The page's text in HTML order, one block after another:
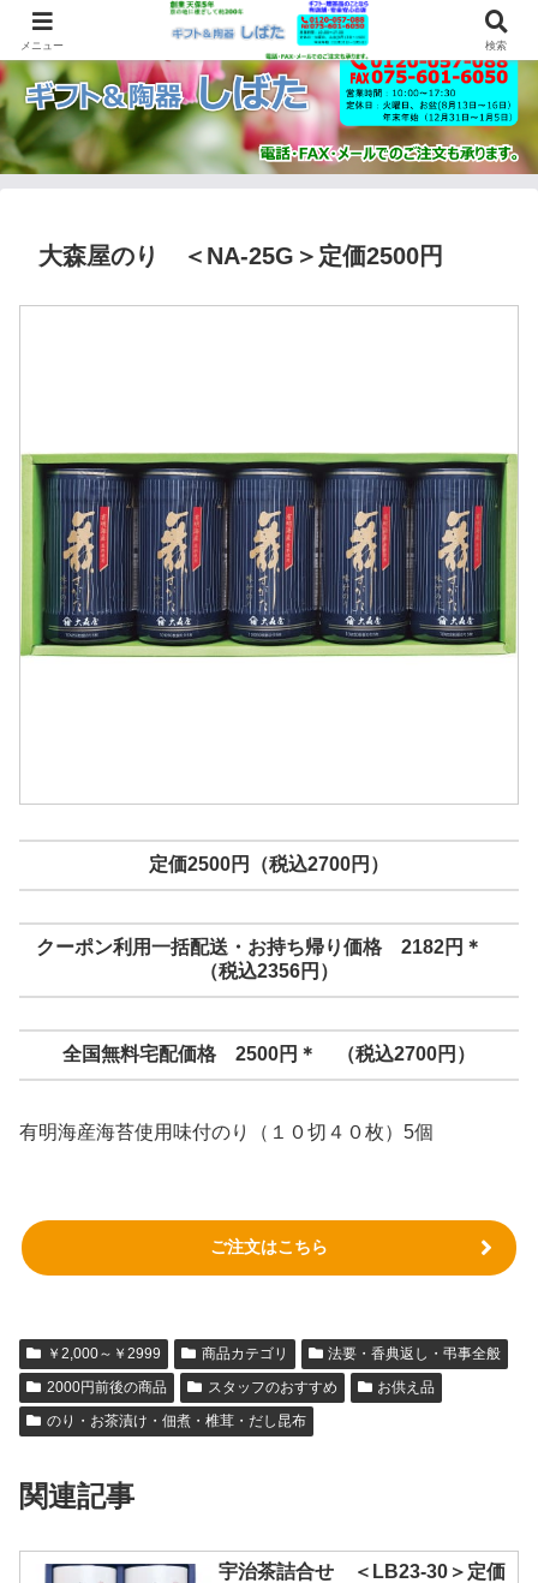
大森屋のり ＜NA-25G＞定価2500円
定価2500円（税込2700円）
クーポン利用一括配送・お持ち帰り価格 2182円＊
（税込2356円）
全国無料宅配価格 2500円＊ （税込2700円）
有明海産海苔使用味付のり（１０切４０枚）5個
ご注文はこちら
￥2,000～￥2999 商品カテゴリ
法要・香典返し・弔事全般
2000円前後の商品
スタッフのおすすめ
お供え品
のり・お茶漬け・佃煮・椎茸・だし昆布
関連記事
宇治茶詰合せ ＜LB23-30＞定価
メニュー 検索